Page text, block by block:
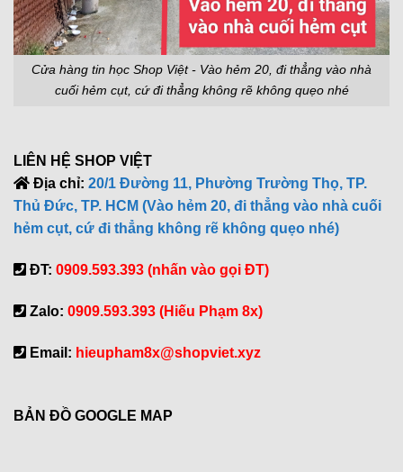
Cửa hàng tin học Shop Việt - Vào hẻm 20, đi thẳng vào nhà
cuối hẻm cụt, cứ đi thẳng không rẽ không quẹo nhé
LIÊN HỆ SHOP VIỆT
Địa chỉ: 20/1 Đường 11, Phường Trường Thọ, TP.
Thủ Đức, TP. HCM (Vào hẻm 20, đi thẳng vào nhà cuối
hẻm cụt, cứ đi thẳng không rẽ không quẹo nhé)
ĐT: 0909.593.393 (nhấn vào gọi ĐT)
Zalo: 0909.593.393 (Hiếu Phạm 8x)
Email: hieupham8x@shopviet.xyz
BẢN ĐỒ GOOGLE MAP